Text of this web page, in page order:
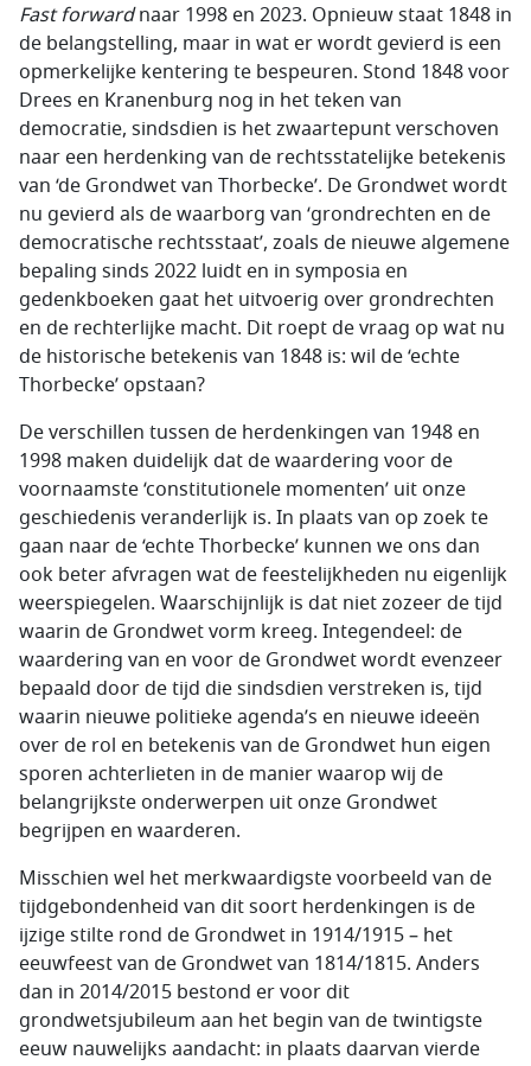
Fast forwardnaar 1998 en 2023. Opnieuw staat 1848 in
de belangstelling, maar in wat er wordt gevierd is een
opmerkelijke kentering te bespeuren. Stond 1848 voor
Drees en Kranenburg nog in het teken van
democratie, sindsdien is het zwaartepunt verschoven
naar een herdenking van de rechtsstatelijke betekenis
van ‘de Grondwet van Thorbecke’. De Grondwet wordt
nu gevierd als de waarborg van ‘grondrechten en de
democratische rechtsstaat’, zoals de nieuwe algemene
bepaling sinds 2022 luidt en in symposia en
gedenkboeken gaat het uitvoerig over grondrechten
en de rechterlijke macht. Dit roept de vraag op wat nu
de historische betekenis van 1848 is: wil de ‘echte
Thorbecke’ opstaan?
De verschillen tussen de herdenkingen van 1948 en
1998 maken duidelijk dat de waardering voor de
voornaamste ‘constitutionele momenten’ uit onze
geschiedenis veranderlijk is. In plaats van op zoek te
gaan naar de ‘echte Thorbecke’ kunnen we ons dan
ook beter afvragen wat de feestelijkheden nu eigenlijk
weerspiegelen. Waarschijnlijk is dat niet zozeer de tijd
waarin de Grondwet vorm kreeg. Integendeel: de
waardering van en voor de Grondwet wordt evenzeer
bepaald door de tijd die sindsdien verstreken is, tijd
waarin nieuwe politieke agenda’s en nieuwe ideeën
over de rol en betekenis van de Grondwet hun eigen
sporen achterlieten in de manier waarop wij de
belangrijkste onderwerpen uit onze Grondwet
begrijpen en waarderen.
Misschien wel het merkwaardigste voorbeeld van de
tijdgebondenheid van dit soort herdenkingen is de
ijzige stilte rond de Grondwet in 1914/1915 – het
eeuwfeest van de Grondwet van 1814/1815. Anders
dan in 2014/2015 bestond er voor dit
grondwetsjubileum aan het begin van de twintigste
eeuw nauwelijks aandacht: in plaats daarvan vierde